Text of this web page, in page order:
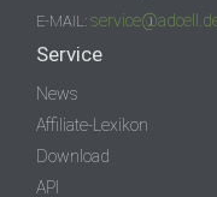
E-MAIL:
Service
News
Affiliate-Lexikon
Download
API